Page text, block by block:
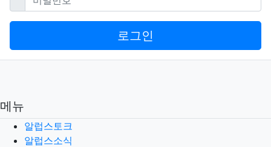
로그인
메뉴
알럽스토크
알럽스소식